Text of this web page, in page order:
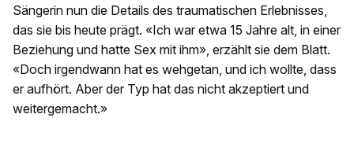
Sängerin nun die Details des traumatischen Erlebnisses,
das sie bis heute prägt. «Ich war etwa 15 Jahre alt, in einer
Beziehung und hatte Sex mit ihm», erzählt sie dem Blatt.
«Doch irgendwann hat es wehgetan, und ich wollte, dass
er aufhört. Aber der Typ hat das nicht akzeptiert und
weitergemacht.»